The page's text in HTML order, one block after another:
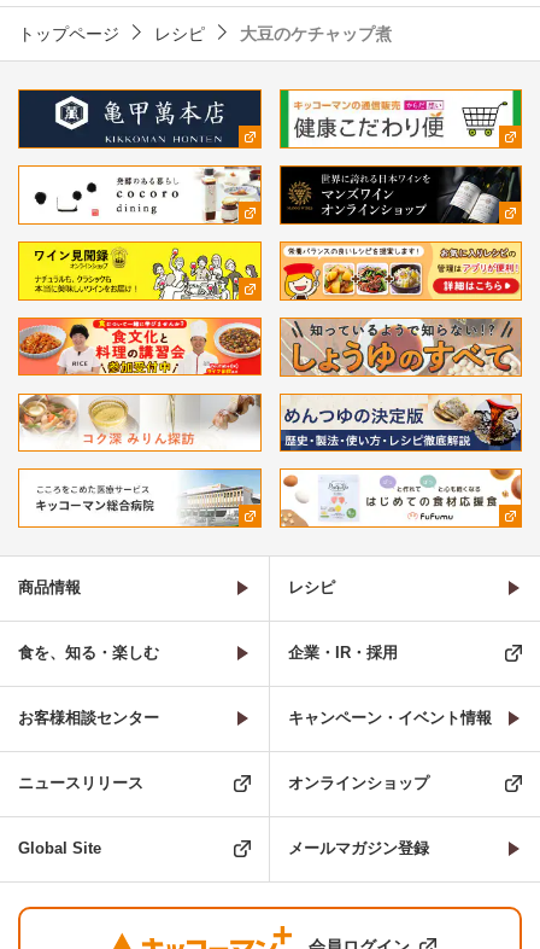
トップページ レシピ 大豆のケチャップ煮
商品情報 レシピ
食を、知る・楽しむ 企業・IR・採用
お客様相談センター キャンペーン・イベント情報
ニュースリリース オンラインショップ
Global Site メールマガジン登録